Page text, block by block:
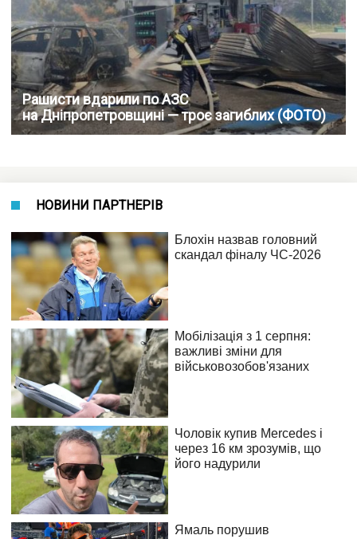
Рашисти вдарили по АЗС
на Дніпропетровщині — троє загиблих (ФОТО)
НОВИНИ ПАРТНЕРІВ